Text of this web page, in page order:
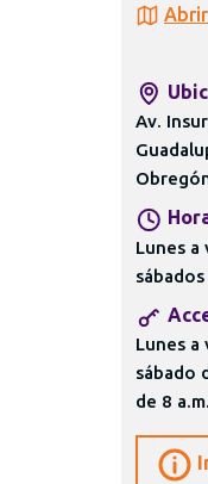
Av.
Lunes a
Lunes a
sábado
de 8